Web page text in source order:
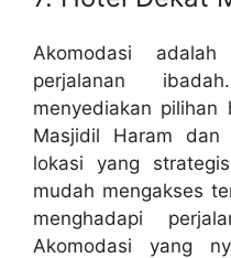
Akomodasi
perjalanan
menyediakan
Masjidil Haram dan
lokasi yang
mudah mengakses
menghadapi
Akomodasi yang